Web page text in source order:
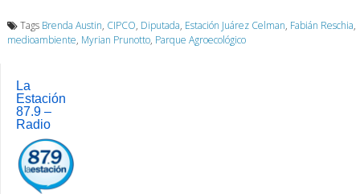
Tags Brenda Austin, CIPCO, Diputada, Estación Juárez Celman, Fabián Reschia,
medioambiente, Myrian Prunotto, Parque Agroecológico
La
Estación
87.9 –
Radio